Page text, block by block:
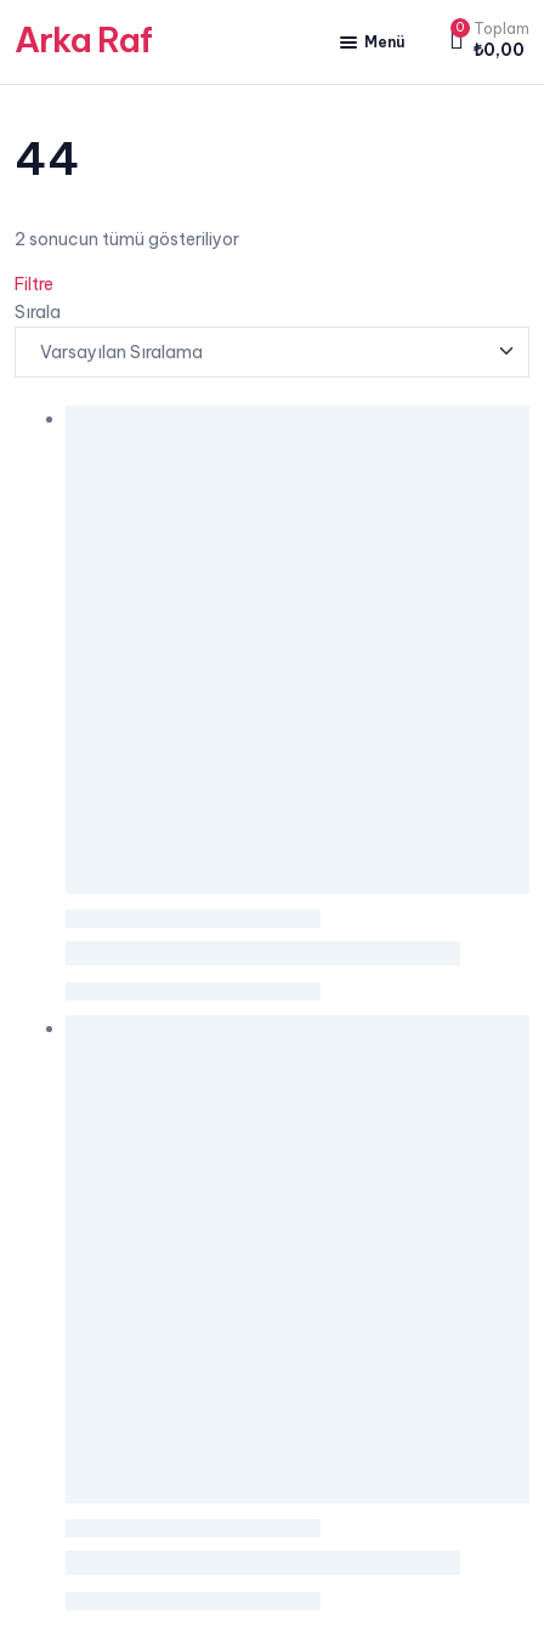
Arka Raf Menü
ANA SAYFA
HAKKIMIZDA
YAZARLARIMIZ
YAYIN PAKETLERİMİZ
0 Toplam
₺0,00
44
2 sonucun tümü gösteriliyor
Filtre
Sırala